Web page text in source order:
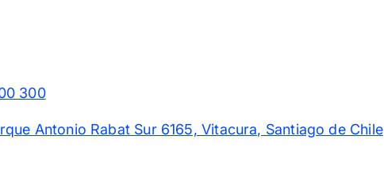
300
Antonio Rabat Sur 6165, Vitacura, Santiago de Chile